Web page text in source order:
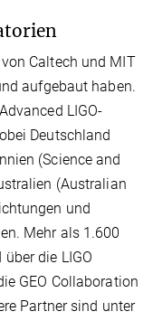
Caltech und MIT
aufgebaut haben.
LIGO-
Deutschland
(Science and
(Australian
und
Mehr als 1.600
die LIGO
GEO Collaboration
Partner sind unter